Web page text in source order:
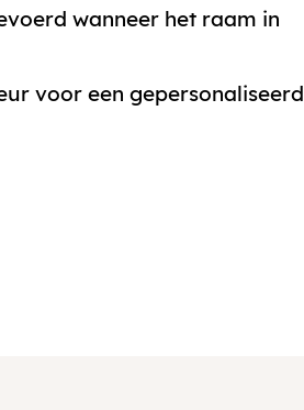
wanneer het raam in
voor een gepersonaliseerd